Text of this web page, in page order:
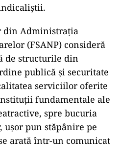
din Administrația
(FSANP) consideră
de structurile din
publică și securitate
serviciilor oferite
fundamentale ale
spre bucuria
pun stăpânire pe
arată într-un comunicat